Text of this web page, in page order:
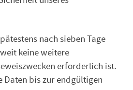
nach sieben Tage
keine weitere
erforderlich ist.
Daten bis zur endgültigen